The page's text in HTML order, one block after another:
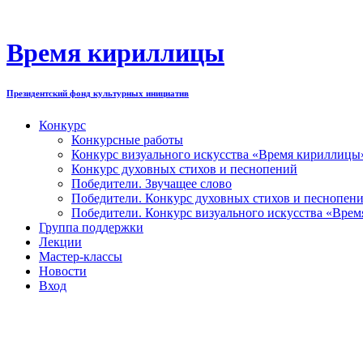
содержимому
Время кириллицы
Президентский фонд культурных инициатив
Конкурс
Конкурсные работы
Конкурс визуального искусства «Время
Конкурс духовных стихов и песнопений
Победители. Звучащее слово
Победители. Конкурс духовных стихов и
Победители. Конкурс визуального искусства
Группа поддержки
Лекции
Мастер-классы
Новости
Вход